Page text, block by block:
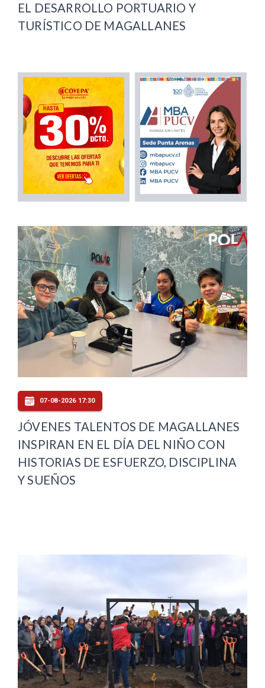
EL DESARROLLO PORTUARIO Y
TURÍSTICO DE MAGALLANES
07-08-2026 17:30
JÓVENES TALENTOS DE MAGALLANES
INSPIRAN EN EL DÍA DEL NIÑO CON
HISTORIAS DE ESFUERZO, DISCIPLINA
Y SUEÑOS